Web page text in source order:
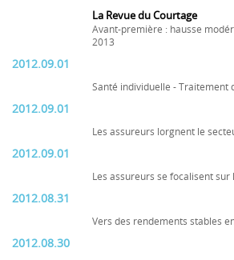
La Revue du Courtage
Avant-première : hausse
2013
2012.09.01
Santé individuelle - Traitement
2012.09.01
Les assureurs lorgnent le
2012.09.01
Les assureurs se focalisent
2012.08.31
Vers des rendements stables
2012.08.30